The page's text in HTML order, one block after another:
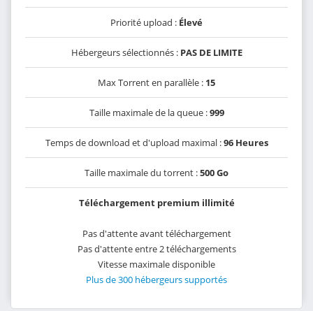
Priorité upload : Élevé
Hébergeurs sélectionnés : PAS DE LIMITE
Max Torrent en parallèle : 15
Taille maximale de la queue :999
Temps de download et d'upload maximal :96 Heures
Taille maximale du torrent :500 Go
Téléchargement premium illimité
Pas d'attente avant téléchargement
Pas d'attente entre 2 téléchargements
Vitesse maximale disponible
Plus de 300 hébergeurs supportés